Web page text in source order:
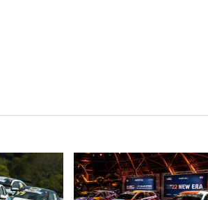
VER NOTA